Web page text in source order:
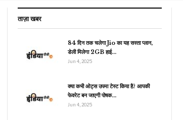
ताज़ा खबर
84 दिन तक चलेगा Jio का यह सस्ता प्लान,
डेली मिलेगा 2GB हाई…
Jun 4, 2025
क्या कभी ओट्स उपमा टेस्ट किया है? आपकी
फेवरेट बन जाएगी पोषक…
Jun 4, 2025
में